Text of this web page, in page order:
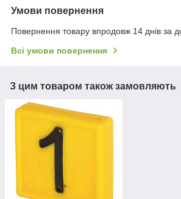
Умови повернення
Повернення товару впродовж 14 днів за
Всі умови повернення
З цим товаром також замовляють